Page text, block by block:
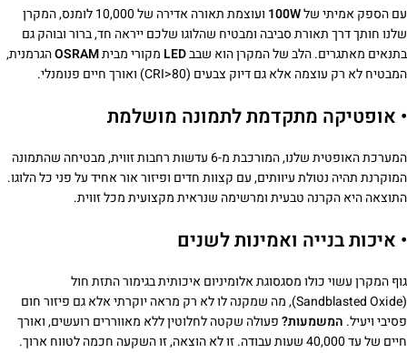
עם הספק אמיתי של
ועוצמת תאורה אדירה של 10,000 לומנס, המקרן
שלנו חותך דרך תאורת סביבה ומבטיח שהלוגו שלכם ייראה חד, ברור ובוהק גם
בתנאים מאתגרים. הלב של המקרן הוא שבבLED מקורי מביתOSRAMהגרמנית,
המבטיח לא רק עוצמה אלא גם דיוק צבעים (CRI>80) ואורך חיים פנומנלי.
• אופטיקה מתקדמת לתמונה מושלמת
המערכת האופטית שלנו, המורכבת מ-6 עדשות רחבות זווית, מבטיחה שהתמונה
המוקרנת תהיה נטולת עיוותים, עם קצוות חדים ופיזור אור אחיד על פני כל הלוגו.
התוצאה היא הקרנה טבעית ומרשימה שנראית מקצועית מכל זווית.
• איכות בנייה ואמינות לשנים
גוף המקרן עשוי כולו מסגסוגת אלומיניום איכותית בגימור התזת חול
(Sandblasted Oxide), מה שמקנה לו לא רק מראה יוקרתי אלא גם פיזור חום
פסיבי ויעיל. המשמעות?פעולה שקטה לחלוטין ללא מאווררים רועשים, ואורך
חיים של עד 40,000 שעות עבודה. זו לא הוצאה, זו השקעה חכמה לטווח ארוך.